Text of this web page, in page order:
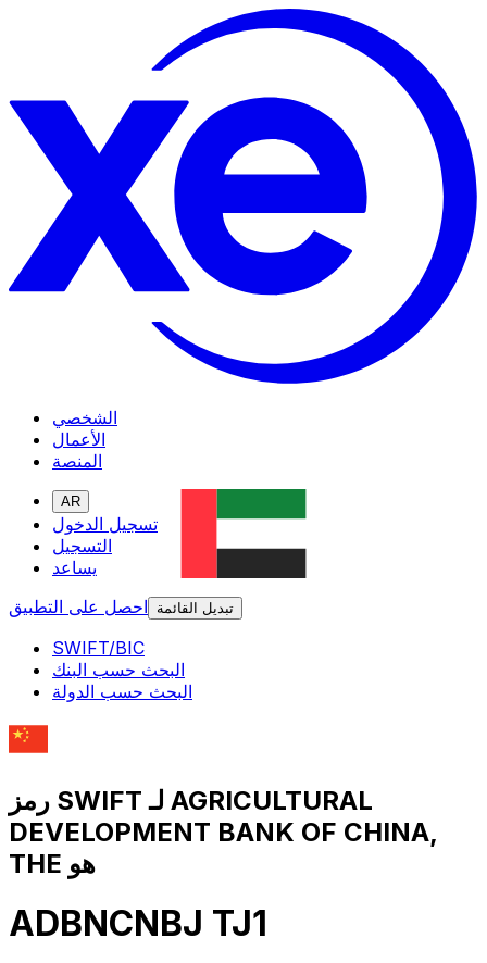
الشخصي
الأعمال
المنصة
AR
تسجيل الدخول
التسجيل
يساعد
احصل على التطبيق
تبديل القائمة
SWIFT/BIC
البحث حسب البنك
البحث حسب الدولة
رمز SWIFT لـ AGRICULTURAL
DEVELOPMENT BANK OF CHINA,
THE هو
ADBNCNBJ TJ1